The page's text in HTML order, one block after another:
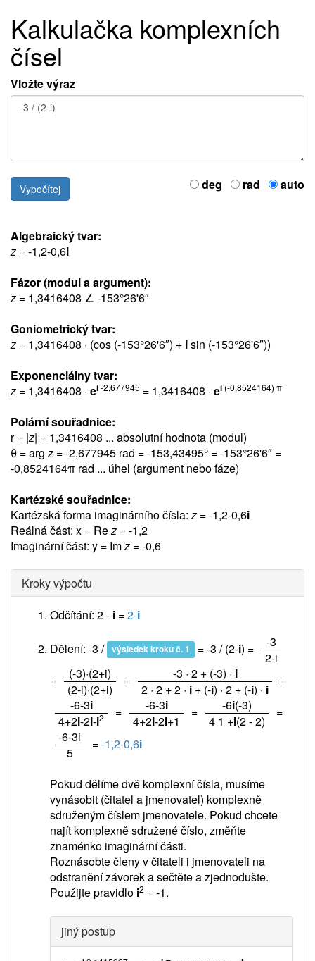
Kalkulačka komplexních
čísel
Vložte výraz
deg rad auto
Algebraický tvar:
z = -1,2-0,6i
Fázor (modul a argument):
z = 1,3416408 ∠ -153°26'6″
Goniometrický tvar:
z = 1,3416408 · (cos (-153°26'6″) + isin (-153°26'6″))
Exponenciálny tvar:
z = 1,3416408 · ei-2,677945 = 1,3416408 · ei (-0,8524164) π
Polární souřadnice:
r = |z| = 1,3416408 ... absolutní hodnota (modul)
θ = argz = -2,677945 rad = -153,43495° = -153°26'6″ =
-0,8524164π rad ... úhel (argument nebo fáze)
Kartézské souřadnice:
Kartézská forma imaginárního čísla:z = -1,2-0,6i
Reálná část: x = Rez = -1,2
Imaginární část: y = Imz = -0,6
Kroky výpočtu
Odčítání: 2 - i =2-i
Dělení: -3 / výsledek kroku č. 1 = -3 / (2-i) = -3
2-i
=
(-3)·(2+i)
(2-i)·(2+i)
= -3 · 2 + (-3) · i
2 · 2 + 2 · i + (-i) · 2 + (-i) · i
=
-6-3i
4+2i-2i-i2 = -6-3i
4+2i-2i+1
= -6i(-3)
4 1 +i(2 - 2)
=
-6-3i
5
=-1,2-0,6i
Pokud dělíme dvě komplexní čísla, musíme
vynásobit (čitatel a jmenovatel) komplexně
sdruženým číslem jmenovatele. Pokud chcete
najít komplexně sdružené číslo, změňte
znaménko imaginární části.
Roznásobte členy v čitateli i jmenovateli na
odstranění závorek a sečtěte a zjednodušte.
Použijte pravidlo i2 = -1.
jiný postup